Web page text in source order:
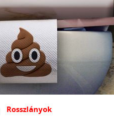
Rosszlányok